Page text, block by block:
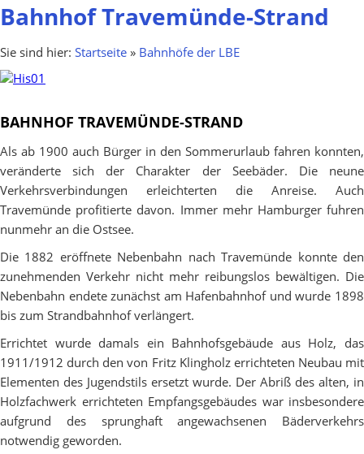
Bahnhof Travemünde-Strand
Sie sind hier: Startseite » Bahnhöfe der LBE
BAHNHOF TRAVEMÜNDE-STRAND
Als ab 1900 auch Bürger in den Sommerurlaub fahren konnten,
veränderte sich der Charakter der Seebäder. Die neune
Verkehrsverbindungen erleichterten die Anreise. Auch
Travemünde profitierte davon. Immer mehr Hamburger fuhren
nunmehr an die Ostsee.
Die 1882 eröffnete Nebenbahn nach Travemünde konnte den
zunehmenden Verkehr nicht mehr reibungslos bewältigen. Die
Nebenbahn endete zunächst am Hafenbahnhof und wurde 1898
bis zum Strandbahnhof verlängert.
Errichtet wurde damals ein Bahnhofsgebäude aus Holz, das
1911/1912 durch den von Fritz Klingholz errichteten Neubau mit
Elementen des Jugendstils ersetzt wurde. Der Abriß des alten, in
Holzfachwerk errichteten Empfangsgebäudes war insbesondere
aufgrund des sprunghaft angewachsenen Bäderverkehrs
notwendig geworden.